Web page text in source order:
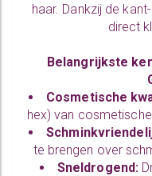
haar. Dankzij de
direct
Belangrijkste
Cosmetische
hex) van
te brengen over
Sneldrogend: